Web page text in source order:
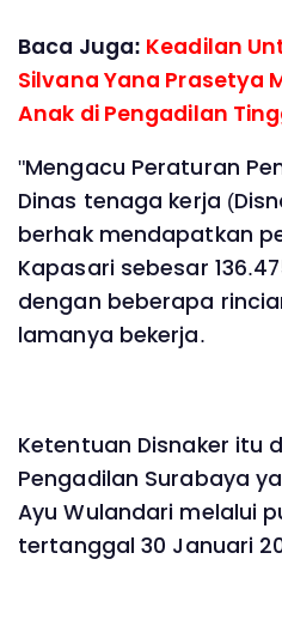
Baca Juga: Keadilan
Silvana Yana Prasetya
Anak di Pengadilan
"Mengacu Peraturan
Dinas tenaga kerja
berhak mendapatkan
Kapasari sebesar
dengan beberapa
lamanya bekerja.
Ketentuan Disnaker itu
Pengadilan Surabaya
Ayu Wulandari melalui
tertanggal 30 Januari